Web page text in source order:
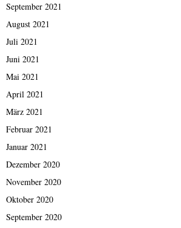
September 2021
August 2021
Juli 2021
Juni 2021
Mai 2021
April 2021
März 2021
Februar 2021
Januar 2021
Dezember 2020
November 2020
Oktober 2020
September 2020